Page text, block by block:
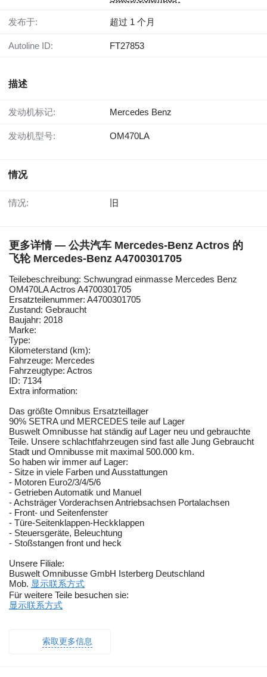
发布于: 超过 1 个月
Autoline ID: FT27853
描述
发动机标记: Mercedes Benz
发动机型号: OM470LA
情况
情况: 旧
更多详情 — 公共汽车 Mercedes-Benz Actros 的
飞轮 Mercedes-Benz A4700301705
Teilebeschreibung: Schwungrad einmasse Mercedes Benz
OM470LA Actros A4700301705
Ersatzteilenummer: A4700301705
Zustand: Gebraucht
Baujahr: 2018
Marke:
Type:
Kilometerstand (km):
Fahrzeuge: Mercedes
Fahrzeugtype: Actros
ID: 7134
Extra information:
Das größte Omnibus Ersatzteillager
90% SETRA und MERCEDES teile auf Lager
Buswelt Omnibusse hat ständig auf Lager neu und gebrauchte
Teile. Unsere schlachtfahrzeugen sind fast alle Jung Gebraucht
Stadt und Omnibusse mit maximal 500.000 km.
So haben wir immer auf Lager:
- Sitze in viele Farben und Ausstattungen
- Motoren Euro2/3/4/5/6
- Getrieben Automatik und Manuel
- Achsträger Vorderachsen Antriebsachsen Portalachsen
- Front- und Seitenfenster
- Türe-Seitenklappen-Heckklappen
- Steuersgeräte, Beleuchtung
- Stoßstangen front und heck
Unsere Filiale:
Buswelt Omnibusse GmbH Isterberg Deutschland
Mob. 显示联系方式
Für weitere Teile besuchen sie:
显示联系方式
索取更多信息